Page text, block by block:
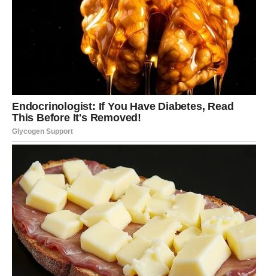
Priprema nadjeva uključuje kuhanje jedne litre mlijeka i
ubacivanje 20 žlica šećera, te pustite da smjesa prokuha.
maknete lonac s vatre. Želatinu zatim uspite u vruće mlijeko i
miješajte dok se potpuno ne otopi.